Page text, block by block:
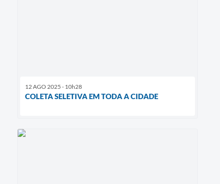
12 AGO 2025 - 10h28
COLETA SELETIVA EM TODA A CIDADE